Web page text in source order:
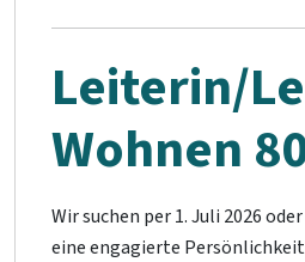
Leiterin/
Wohnen
Wir suchen per 1. Juli 2026
eine engagierte